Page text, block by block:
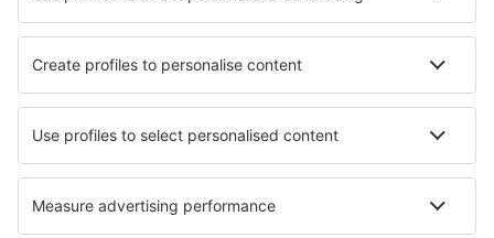
Unterkunft in Guatiza Unterkunft in Freisen
Die besten Unterkünfte - Regionen
Unterkunft in Pazardzhik Unterkunft Lovech province